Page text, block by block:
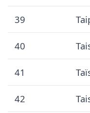
39
40
41
42